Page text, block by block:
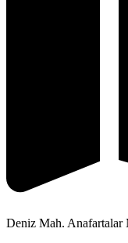
Deniz Mah. Anafartalar